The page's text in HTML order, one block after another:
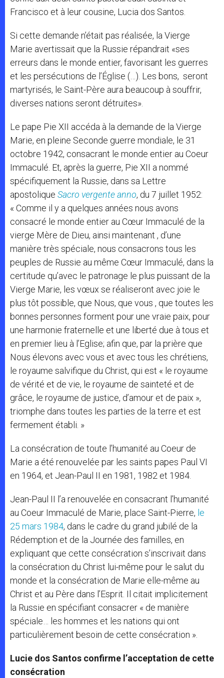
Francisco et à leur cousine, Lucia dos Santos.
Si cette demande n’était pas réalisée, la Vierge
Marie avertissait que la Russie répandrait «ses
erreurs dans le monde entier, favorisant les guerres
et les persécutions de l’Église (…). Les bons, seront
martyrisés, le Saint-Père aura beaucoup à souffrir,
diverses nations seront détruites».
Le pape Pie XII accéda à la demande de la Vierge
Marie, en pleine Seconde guerre mondiale, le 31
octobre 1942, consacrant le monde entier au Coeur
Immaculé. Et, après la guerre, Pie XII a nommé
spécifiquement la Russie, dans sa Lettre
apostolique Sacro vergente anno, du 7 juillet 1952:
« Comme il y a quelques années nous avons
consacré le monde entier au Cœur Immaculé de la
vierge Mère de Dieu, ainsi maintenant , d’une
manière très spéciale, nous consacrons tous les
peuples de Russie au même Cœur Immaculé, dans la
certitude qu’avec le patronage le plus puissant de la
Vierge Marie, les vœux se réaliseront avec joie le
plus tôt possible, que Nous, que vous , que toutes les
bonnes personnes forment pour une vraie paix, pour
une harmonie fraternelle et une liberté due à tous et
en premier lieu à l’Eglise; afin que, par la prière que
Nous élevons avec vous et avec tous les chrétiens,
le royaume salvifique du Christ, qui est « le royaume
de vérité et de vie, le royaume de sainteté et de
grâce, le royaume de justice, d’amour et de paix »,
triomphe dans toutes les parties de la terre et est
fermement établi. »
La consécration de toute l’humanité au Coeur de
Marie a été renouvelée par les saints papes Paul VI
en 1964, et Jean-Paul II en 1981, 1982 et 1984.
Jean-Paul II l’a renouvelée en consacrant l’humanité
au Coeur Immaculé de Marie, place Saint-Pierre, le
25 mars 1984, dans le cadre du grand jubilé de la
Rédemption et de la Journée des familles, en
expliquant que cette consécration s’inscrivait dans
la consécration du Christ lui-même pour le salut du
monde et la consécration de Marie elle-même au
Christ et au Père dans l’Esprit. Il citait implicitement
la Russie en spécifiant consacrer « de manière
spéciale… les hommes et les nations qui ont
particulièrement besoin de cette consécration ».
Lucie dos Santos confirme l’acceptation de cette
consécration